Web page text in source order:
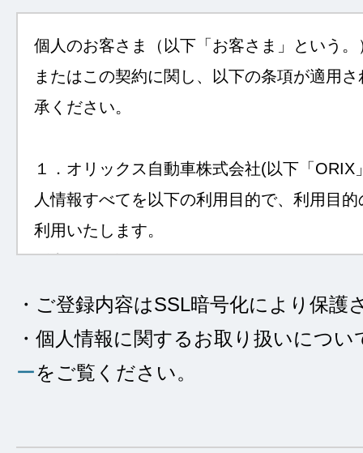
個人のお客さま（以下「お客さま」という
またはこの契約に関し、以下の条項が適用
承ください。
１．オリックス自動車株式会社(以下「
人情報すべてを以下の利用目的で、利用目
利用いたします。
〔利用目的〕
①自動車等のリース・クレジット・レンタ
などのORIXの事業（事業内容はウェブサイ
（ https://www.orix.co.jp/auto
談にあたり、適切な対応を行うため。
・ご登録内容はSSL暗号化により保護
・個人情報に関するお取り扱いについ
ーをご覧ください。